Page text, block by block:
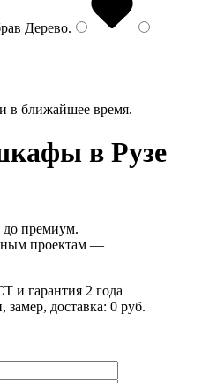
Дерево.
в ближайшее время.
в Рузе
до премиум.
проектам —
и гарантия 2 года
доставка: 0 руб.